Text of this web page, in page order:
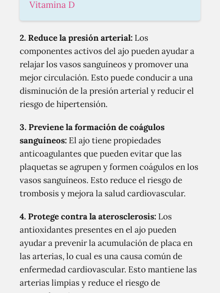
Vitamina D
2.Reduce la presión arterial: Los
componentes activos del ajo pueden ayudar a
relajar los vasos sanguíneos y promover una
mejor circulación. Esto puede conducir a una
disminución de la presión arterial y reducir el
riesgo de hipertensión.
3.Previene la formación de coágulos
sanguíneos: El ajo tiene propiedades
anticoagulantes que pueden evitar que las
plaquetas se agrupen y formen coágulos en los
vasos sanguíneos. Esto reduce el riesgo de
trombosis y mejora la salud cardiovascular.
4.Protege contra la aterosclerosis: Los
antioxidantes presentes en el ajo pueden
ayudar a prevenir la acumulación de placa en
las arterias, lo cual es una causa común de
enfermedad cardiovascular. Esto mantiene las
arterias limpias y reduce el riesgo de